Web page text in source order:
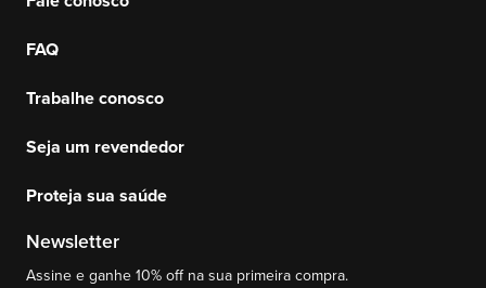
FAQ
Trabalhe conosco
Seja um revendedor
Proteja sua saúde
Newsletter
Assine e ganhe 10% off na sua primeira compra.